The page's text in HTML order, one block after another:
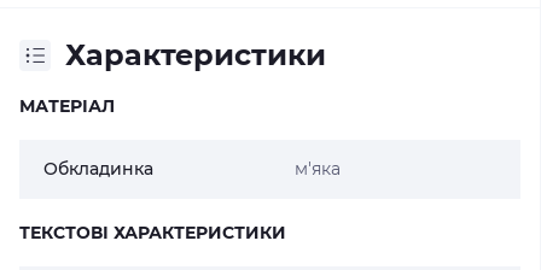
Характеристики
МАТЕРІАЛ
Обкладинка м'яка
ТЕКСТОВІ ХАРАКТЕРИСТИКИ